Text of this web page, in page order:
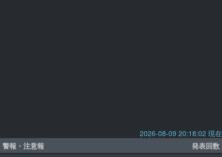
2026-08-09 20:18:02 現在
警報・注意報
発表回数